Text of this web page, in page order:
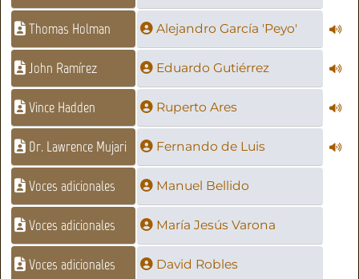
Thomas Holman Alejandro García 'Peyo'
John Ramírez Eduardo Gutiérrez
Vince Hadden Ruperto Ares
Dr. Lawrence Mujari Fernando de Luis
Voces adicionales Manuel Bellido
Voces adicionales María Jesús Varona
Voces adicionales David Robles